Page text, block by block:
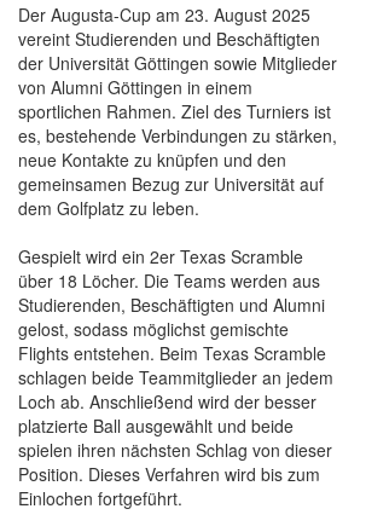
Der Augusta-Cup am 23. August 2025
vereint Studierenden und Beschäftigten
der Universität Göttingen sowie Mitglieder
von Alumni Göttingen in einem
sportlichen Rahmen. Ziel des Turniers ist
es, bestehende Verbindungen zu stärken,
neue Kontakte zu knüpfen und den
gemeinsamen Bezug zur Universität auf
dem Golfplatz zu leben.
Gespielt wird ein 2er Texas Scramble
über 18 Löcher. Die Teams werden aus
Studierenden, Beschäftigten und Alumni
gelost, sodass möglichst gemischte
Flights entstehen. Beim Texas Scramble
schlagen beide Teammitglieder an jedem
Loch ab. Anschließend wird der besser
platzierte Ball ausgewählt und beide
spielen ihren nächsten Schlag von dieser
Position. Dieses Verfahren wird bis zum
Einlochen fortgeführt.